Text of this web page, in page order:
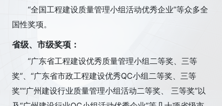
“全国工程建设质量管理小组活动优秀企业”等众多全
国性奖项。
省级、市级奖项：
“广东省工程建设优秀质量管理小组二等奖、三等
奖”、“广东省市政工程建设优秀QC小组二等奖、三等
奖”“广州建设行业质量管理小组活动二等奖、 三等奖”以